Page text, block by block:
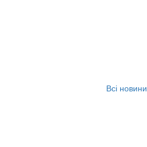
Всі новини